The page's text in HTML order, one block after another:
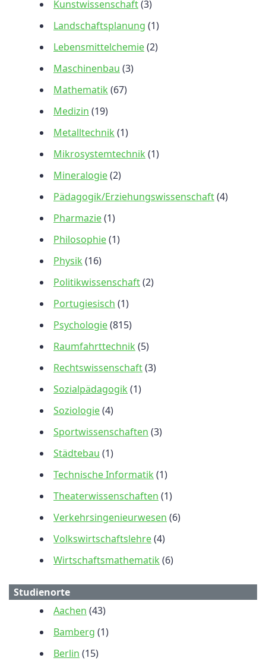
Kunstwissenschaft(3)
Landschaftsplanung (1)
Lebensmittelchemie(2)
Maschinenbau (3)
Mathematik (67)
Medizin (19)
Metalltechnik (1)
Mikrosystemtechnik (1)
Mineralogie(2)
Pädagogik/Erziehungswissenschaft(4)
Pharmazie(1)
Philosophie(1)
Physik (16)
Politikwissenschaft(2)
Portugiesisch (1)
Psychologie(815)
Raumfahrttechnik (5)
Rechtswissenschaft(3)
Sozialpädagogik (1)
Soziologie(4)
Sportwissenschaften (3)
Städtebau (1)
Technische Informatik (1)
Theaterwissenschaften (1)
Verkehrsingenieurwesen (6)
Volkswirtschaftslehre(4)
Wirtschaftsmathematik (6)
Studienorte
Aachen (43)
Bamberg (1)
Berlin (15)